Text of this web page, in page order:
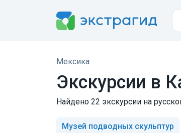
Мексика
Экскурсии в
Найдено 22 экскурсии на
Музей подводных скульптур